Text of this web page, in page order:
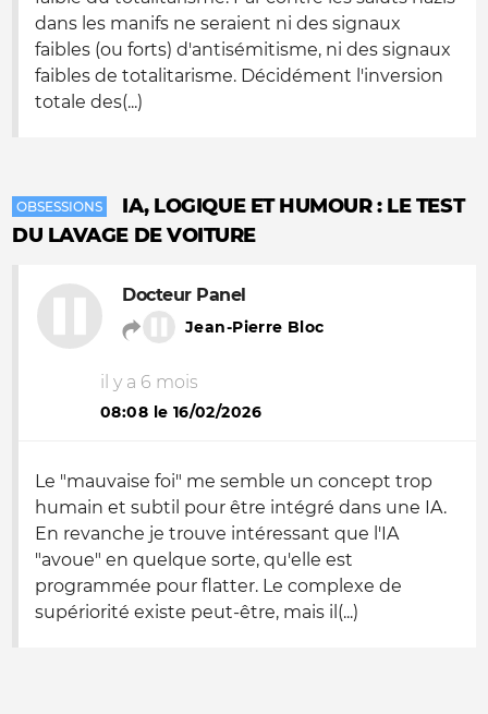
dans les manifs ne seraient ni des signaux
faibles (ou forts) d'antisémitisme, ni des signaux
faibles de totalitarisme. Décidément l'inversion
totale des(...)
OBSESSIONS
IA, LOGIQUE ET HUMOUR : LE TEST
DU LAVAGE DE VOITURE
Docteur Panel
Jean-Pierre Bloc
il y a 6 mois
08:08 le 16/02/2026
Le "mauvaise foi" me semble un concept trop
humain et subtil pour être intégré dans une IA.
En revanche je trouve intéressant que l'IA
"avoue" en quelque sorte, qu'elle est
programmée pour flatter. Le complexe de
supériorité existe peut-être, mais il(...)